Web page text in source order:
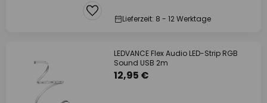
Lieferzeit: 8 - 12 Werktage
LEDVANCE Flex Audio LED-Strip RGB
Sound USB 2m
12,95 €